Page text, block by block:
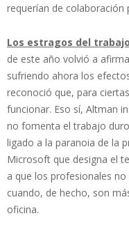
requerían de colaboración
Los estragos del
de este año volvió a
sufriendo ahora los
reconoció que, para
funcionar. Eso sí, Altman
no fomenta el trabajo
ligado a la paranoia de la
Microsoft que designa el
a que los profesionales
cuando, de hecho, son
oficina.